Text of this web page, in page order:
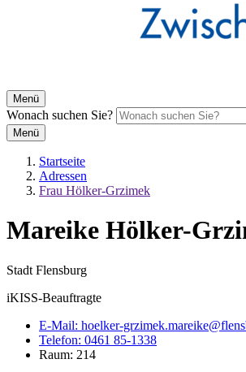
Menü
Wonach suchen Sie?
Menü
Startseite
Adressen
Frau Hölker-Grzimek
Mareike Hölker-
Stadt Flensburg
iKISS-Beauftragte
E-Mail: hoelker-
Telefon: 0461 85-1338
Raum: 214